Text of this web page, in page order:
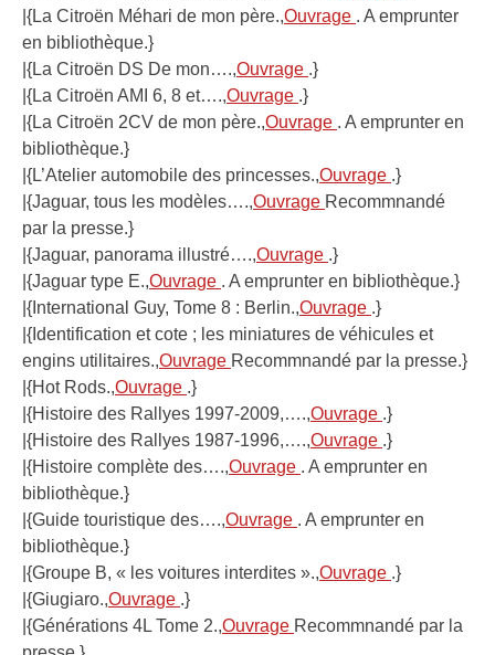
|{La Citroën Méhari de mon père.,Ouvrage . A emprunter
en bibliothèque.}
|{La Citroën DS De mon….,Ouvrage .}
|{La Citroën AMI 6, 8 et….,Ouvrage .}
|{La Citroën 2CV de mon père.,Ouvrage . A emprunter en
bibliothèque.}
|{L’Atelier automobile des princesses.,Ouvrage .}
|{Jaguar, tous les modèles….,Ouvrage Recommnandé
par la presse.}
|{Jaguar, panorama illustré….,Ouvrage .}
|{Jaguar type E.,Ouvrage . A emprunter en bibliothèque.}
|{International Guy, Tome 8 : Berlin.,Ouvrage .}
|{Identification et cote ; les miniatures de véhicules et
engins utilitaires.,Ouvrage Recommnandé par la presse.}
|{Hot Rods.,Ouvrage .}
|{Histoire des Rallyes 1997-2009,….,Ouvrage .}
|{Histoire des Rallyes 1987-1996,….,Ouvrage .}
|{Histoire complète des….,Ouvrage . A emprunter en
bibliothèque.}
|{Guide touristique des….,Ouvrage . A emprunter en
bibliothèque.}
|{Groupe B, « les voitures interdites ».,Ouvrage .}
|{Giugiaro.,Ouvrage .}
|{Générations 4L Tome 2.,Ouvrage Recommnandé par la